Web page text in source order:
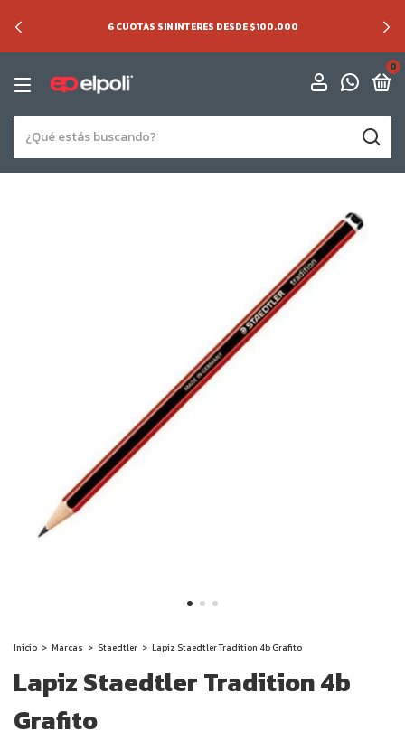
6 CUOTAS SIN INTERES DESDE $100.000
0
Inicio > Marcas > Staedtler > Lapiz Staedtler Tradition 4b Grafito
Lapiz Staedtler Tradition 4b
Grafito